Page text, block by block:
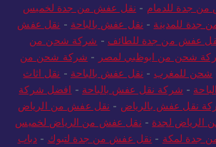
جدة للدمام - نقل عفش من جدة لخميس
جدة للمدينة - نقل عفش بالباحة - نقل عفش
عفش من جدة للطائف - شركة شحن من
شحن من ابوظبي لمصر - شركة شحن من
شحن للمغرب - نقل عفش بالباحة - نقل اثاث
- شركة نقل عفش بالباحة - افضل شركة
نقل عفش بالرياض - نقل عفش من الرياض
الرياض لجدة - نقل عفش من الرياض لخميس
جدة لمكة - نقل عفش من جدة لتبوك - دباب